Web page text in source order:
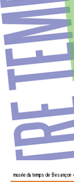
musée du temps de Besançon